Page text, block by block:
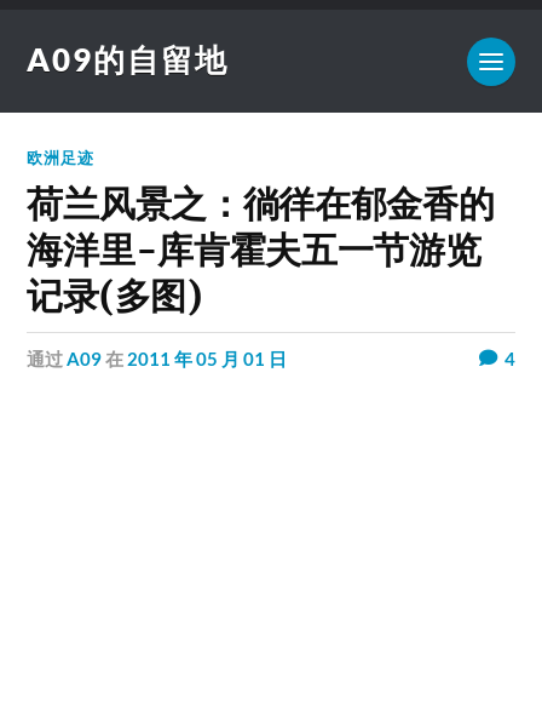
A09的自留地
欧洲足迹
荷兰风景之：徜徉在郁金香的
海洋里-库肯霍夫五一节游览
记录(多图)
通过A09在 2011 年 05 月 01 日 4